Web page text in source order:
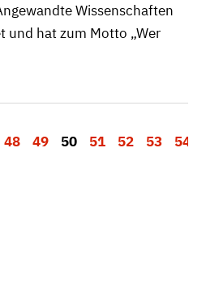
Wissenschaften
und hat zum Motto „Wer
48 49 50 51 52 53 54